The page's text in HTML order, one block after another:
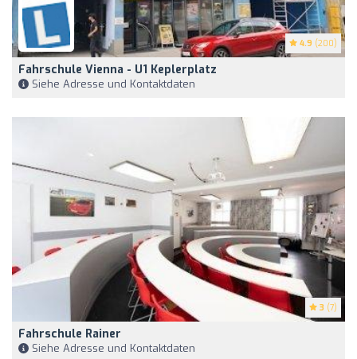
4.9 (200)
Fahrschule Vienna - U1 Keplerplatz
Siehe Adresse und Kontaktdaten
3 (7)
Fahrschule Rainer
Siehe Adresse und Kontaktdaten